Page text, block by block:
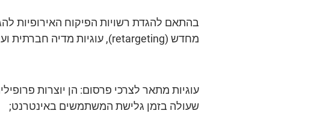
בהתאם להגדת רשויות הפיקוח האירופיות
מחדש (retargeting), עוגיות מדיה חברתית ועוגיות אנליטיות, למעט אלו המשמשות רק לניתוח סטטיסטי מצטבר.
עוגיות מתאר לצרכי פרסום: הן יוצרות
שעולה בזמן גלישת המשתמשים באינטרנט;